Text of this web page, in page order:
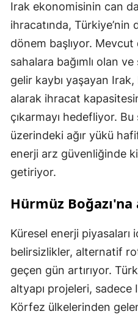
Irak ekonomisinin can
ihracatında, Türkiye’nin
dönem başlıyor.
sahalara bağımlı olan
gelir kaybı yaşayan
alarak ihracat
çıkarmayı hedefliyor.
üzerindeki ağır yükü
enerji arz güvenliğinde
getiriyor.
Hürmüz
Küresel enerji piyasaları
belirsizlikler, alternatif
geçen gün artırıyor.
altyapı projeleri,
Körfez ülkelerinden